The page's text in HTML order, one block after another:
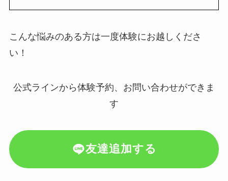
こんな悩みのある方は一度体験にお越しくださ
い！
公式ラインから体験予約、お問い合わせができま
す
友達追加する